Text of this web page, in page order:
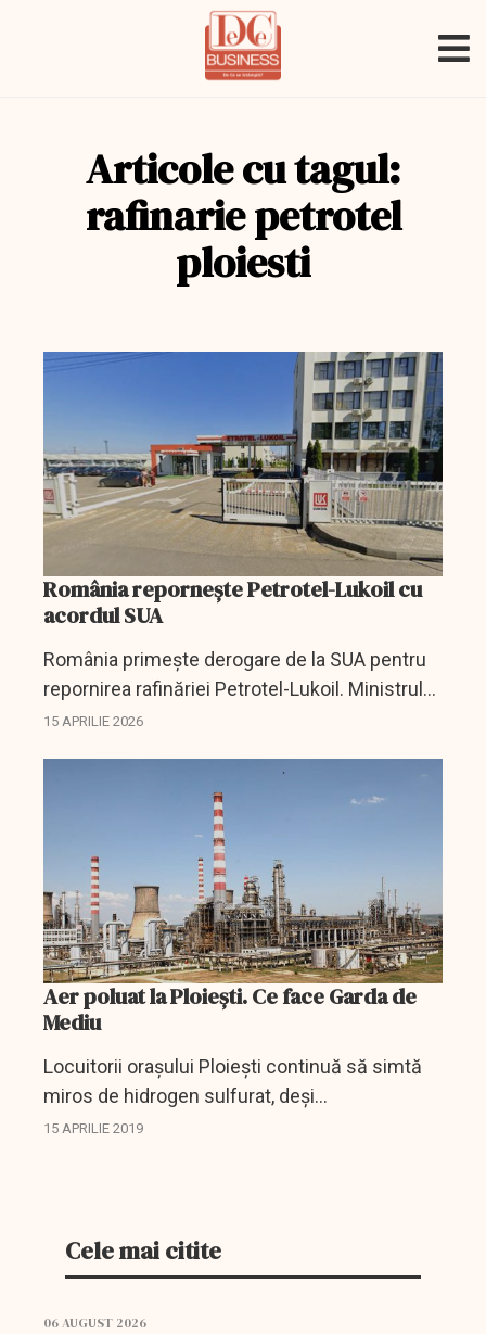
Articole cu tagul:
rafinarie petrotel
ploiesti
România repornește Petrotel-Lukoil cu
acordul SUA
România primește derogare de la SUA pentru
repornirea rafinăriei Petrotel-Lukoil. Ministrul
Energiei anunță impact major asupra pieței
15 APRILIE 2026
Aer poluat la Ploiești. Ce face Garda de
Mediu
Locuitorii oraşului Ploieşti continuă să simtă
miros de hidrogen sulfurat, deşi
autolaboratorul Agenţiei pentru Protecţia
15 APRILIE 2019
Cele mai citite
06 AUGUST 2026